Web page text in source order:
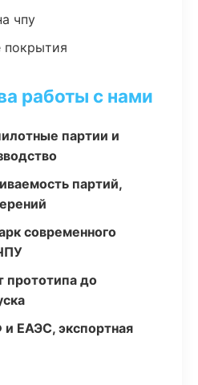
чпу
покрытия
работы с нами
партии и
партий,
современного
прототипа до
ЕАЭС, экспортная